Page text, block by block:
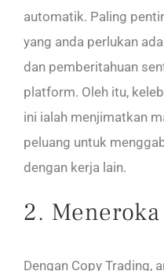
automatik. Paling
yang anda perlukan
dan pemberitahuan
platform. Oleh itu,
ini ialah menjimatkan
peluang untuk
dengan kerja lain.
2.
Dengan Copy Trading,